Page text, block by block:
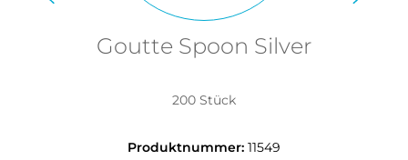
Goutte Spoon Silver
200 Stück
Produktnummer: 11549